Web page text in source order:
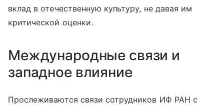
вклад в отечественную культуру, не давая им
критической оценки.
Международные связи и
западное влияние
Прослеживаются связи сотрудников ИФ РАН с